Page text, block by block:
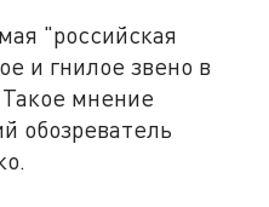
"российская
и гнилое звено в
мнение
обозреватель